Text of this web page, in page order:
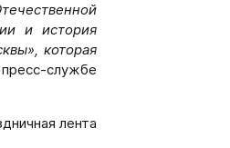
и история
которая
службе
лента